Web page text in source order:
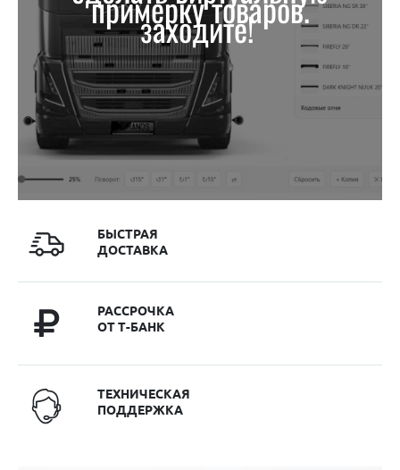
заходите!
БЫСТРАЯ
ДОСТАВКА
РАССРОЧКА
ОТ Т-БАНК
ТЕХНИЧЕСКАЯ
ПОДДЕРЖКА